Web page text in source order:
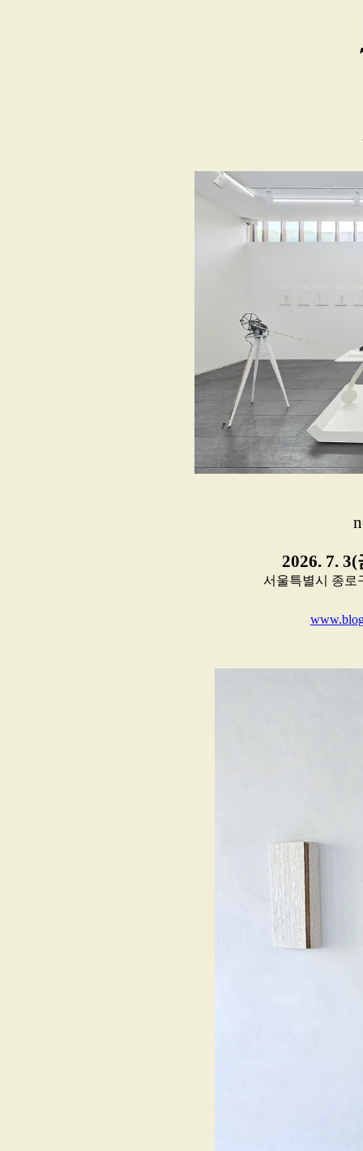
2026. 7.
서울특별시 종로